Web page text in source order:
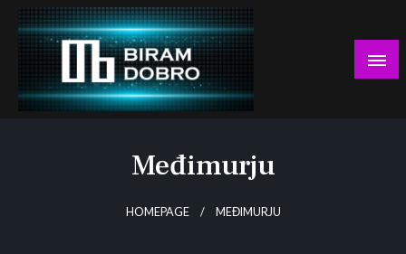
Skip
content
Međimurju
HOMEPAGE MEĐIMURJU